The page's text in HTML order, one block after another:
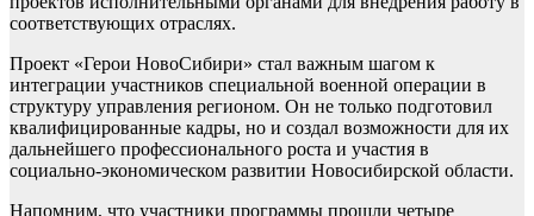
соответствующих отраслях.
Проект «Герои НовоСибири» стал важным шагом к
интеграции участников специальной военной операции в
структуру управления регионом. Он не только подготовил
квалифицированные кадры, но и создал возможности для их
дальнейшего профессионального роста и участия в
социально-экономическом развитии Новосибирской области.
Напомним, что участники программы прошли четыре